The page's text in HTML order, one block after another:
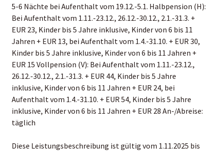
5-6 Nächte bei Aufenthalt vom 19.12.-5.1. Halbpension (H):
Bei Aufenthalt vom 1.11.-23.12., 26.12.-30.12., 2.1.-31.3. +
EUR 23, Kinder bis 5 Jahre inklusive, Kinder von 6 bis 11
Jahren + EUR 13, bei Aufenthalt vom 1.4.-31.10. + EUR 30,
Kinder bis 5 Jahre inklusive, Kinder von 6 bis 11 Jahren +
EUR 15 Vollpension (V): Bei Aufenthalt vom 1.11.-23.12.,
26.12.-30.12., 2.1.-31.3. + EUR 44, Kinder bis 5 Jahre
inklusive, Kinder von 6 bis 11 Jahren + EUR 24, bei
Aufenthalt vom 1.4.-31.10. + EUR 54, Kinder bis 5 Jahre
inklusive, Kinder von 6 bis 11 Jahren + EUR 28 An-/Abreise:
täglich
Diese Leistungsbeschreibung ist gültig vom 1.11.2025 bis